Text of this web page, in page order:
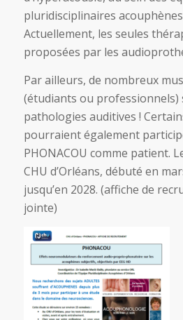
pluridisciplinaires acouphènes
Actuellement, les seules
proposées par les
Par ailleurs, de nombreux
(étudiants ou professionnels)
pathologies auditives !
pourraient également
PHONACOU comme patient.
CHU d’Orléans, débuté en
jusqu’en 2028. (affiche de
jointe)